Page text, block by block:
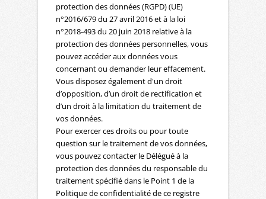
protection des données (RGPD) (UE)
n°2016/679 du 27 avril 2016 et à la loi
n°2018-493 du 20 juin 2018 relative à la
protection des données personnelles, vous
pouvez accéder aux données vous
concernant ou demander leur effacement.
Vous disposez également d'un droit
d’opposition, d’un droit de rectification et
d’un droit à la limitation du traitement de
vos données.
Pour exercer ces droits ou pour toute
question sur le traitement de vos données,
vous pouvez contacter le Délégué à la
protection des données du responsable du
traitement spécifié dans le Point 1 de la
Politique de confidentialité de ce registre